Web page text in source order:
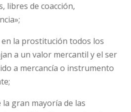
libres de coacción,
la prostitución todos los
a un valor mercantil y el ser
a mercancía o instrumento
gran mayoría de las